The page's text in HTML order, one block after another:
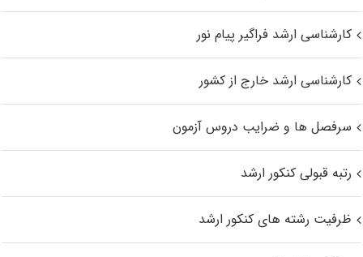
کارشناسی ارشد فراگیر پیام نور
کارشناسی ارشد خارج از کشور
سرفصل ها و ضرایب دروس آزمون
رتبه قبولی کنکور ارشد
ظرفیت رشته های کنکور ارشد